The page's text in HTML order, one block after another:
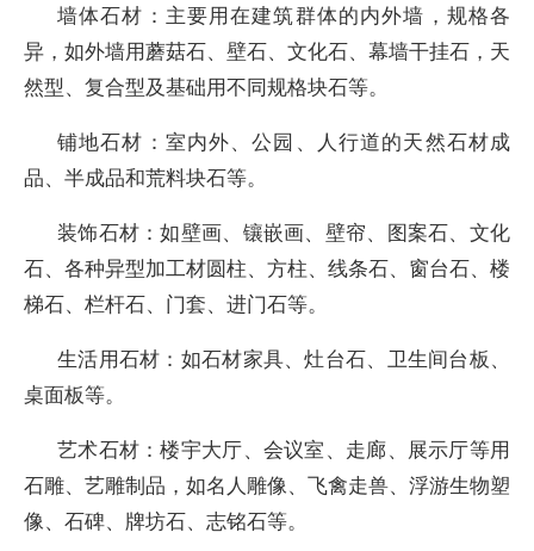
墙体石材：主要用在建筑群体的内外墙，规格各
异，如外墙用蘑菇石、壁石、文化石、幕墙干挂石，天
然型、复合型及基础用不同规格块石等。
铺地石材：室内外、公园、人行道的天然石材成
品、半成品和荒料块石等。
装饰石材：如壁画、镶嵌画、壁帘、图案石、文化
石、各种异型加工材圆柱、方柱、线条石、窗台石、楼
梯石、栏杆石、门套、进门石等。
生活用石材：如石材家具、灶台石、卫生间台板、
桌面板等。
艺术石材：楼宇大厅、会议室、走廊、展示厅等用
石雕、艺雕制品，如名人雕像、飞禽走兽、浮游生物塑
像、石碑、牌坊石、志铭石等。